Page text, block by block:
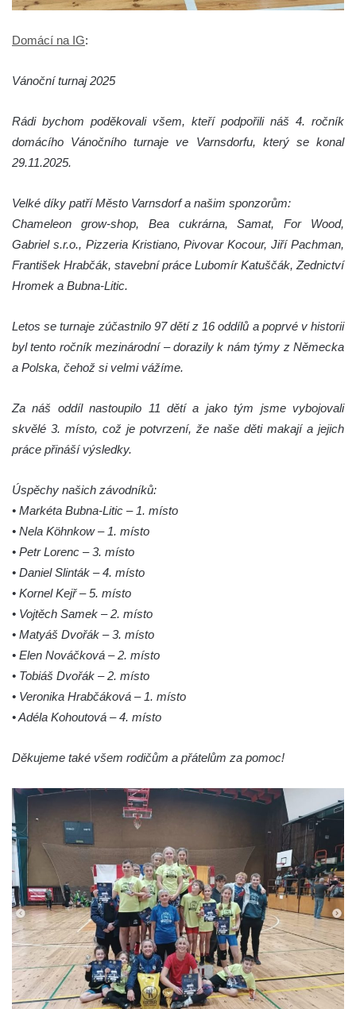
Domácí na IG:
Vánoční turnaj 2025
Rádi bychom poděkovali všem, kteří podpořili náš 4. ročník
domácího Vánočního turnaje ve Varnsdorfu, který se konal
29.11.2025.
Velké díky patří Město Varnsdorf a našim sponzorům:
Chameleon grow-shop, Bea cukrárna, Samat, For Wood,
Gabriel s.r.o., Pizzeria Kristiano, Pivovar Kocour, Jiří Pachman,
František Hrabčák, stavební práce Lubomír Katuščák, Zednictví
Hromek a Bubna-Litic.
Letos se turnaje zúčastnilo 97 dětí z 16 oddílů a poprvé v historii
byl tento ročník mezinárodní – dorazily k nám týmy z Německa
a Polska, čehož si velmi vážíme.
Za náš oddíl nastoupilo 11 dětí a jako tým jsme vybojovali
skvělé 3. místo, což je potvrzení, že naše děti makají a jejich
práce přináší výsledky.
Úspěchy našich závodníků:
• Markéta Bubna-Litic – 1. místo
• Nela Köhnkow – 1. místo
• Petr Lorenc – 3. místo
• Daniel Slinták – 4. místo
• Kornel Kejř – 5. místo
• Vojtěch Samek – 2. místo
• Matyáš Dvořák – 3. místo
• Elen Nováčková – 2. místo
• Tobiáš Dvořák – 2. místo
• Veronika Hrabčáková – 1. místo
• Adéla Kohoutová – 4. místo
Děkujeme také všem rodičům a přátelům za pomoc!